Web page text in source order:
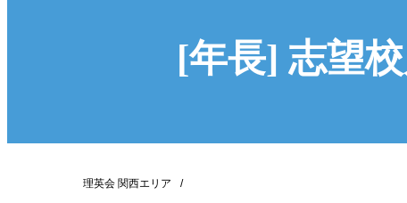
[年長] 志望
理英会 関西エリア